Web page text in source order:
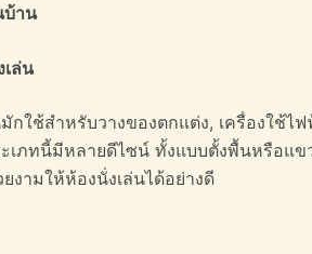
บ้าน
ล่น
กใช้สำหรับวางของตกแต่ง, เครื่องใช้ไ
เภทนี้มีหลายดีไซน์ ทั้งแบบตั้งพื้นหรือแข
งามให้ห้องนั่งเล่นได้อย่างดี